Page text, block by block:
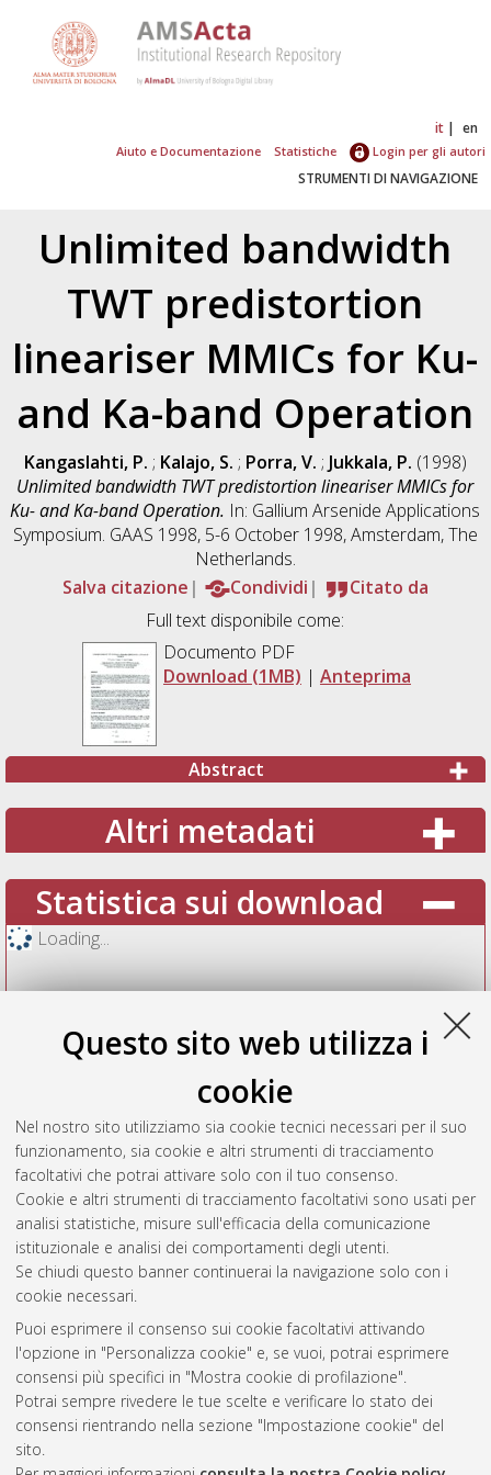
Questo sito web utilizza i
cookie
Nel nostro sito utilizziamo sia cookie tecnici necessari per il suo
funzionamento, sia cookie e altri strumenti di tracciamento
facoltativi che potrai attivare solo con il tuo consenso.
Cookie e altri strumenti di tracciamento facoltativi sono usati per
analisi statistiche, misure sull'efficacia della comunicazione
istituzionale e analisi dei comportamenti degli utenti.
Se chiudi questo banner continuerai la navigazione solo con i
cookie necessari.
Puoi esprimere il consenso sui cookie facoltativi attivando
l'opzione in "Personalizza cookie" e, se vuoi, potrai esprimere
consensi più specifici in "Mostra cookie di profilazione".
Potrai sempre rivedere le tue scelte e verificare lo stato dei
consensi rientrando nella sezione "Impostazione cookie" del
sito.
it en
Aiuto e Documentazione Statistiche Login per gli autori
STRUMENTI DI NAVIGAZIONE
Unlimited bandwidth
TWT predistortion
lineariser MMICs for Ku-
and Ka-band Operation
Kangaslahti, P. ; Kalajo, S. ; Porra, V. ; Jukkala, P. (1998)
Unlimited bandwidth TWT predistortion lineariser MMICs for
Ku- and Ka-band Operation. In: Gallium Arsenide Applications
Symposium. GAAS 1998, 5-6 October 1998, Amsterdam, The
Netherlands.
Salva citazione
Condividi
Citato da
Full text disponibile come:
Documento PDF
Download (1MB) | Anteprima
Abstract
Altri metadati
Statistica sui download
Loading...
Vedi altre statistiche
Gestione del documento:
Atom
Rss
AMS Acta
ISSN: 2038-7954
re3data.org -
doi.org/10.17616/R3P19R
Servizio implementato e